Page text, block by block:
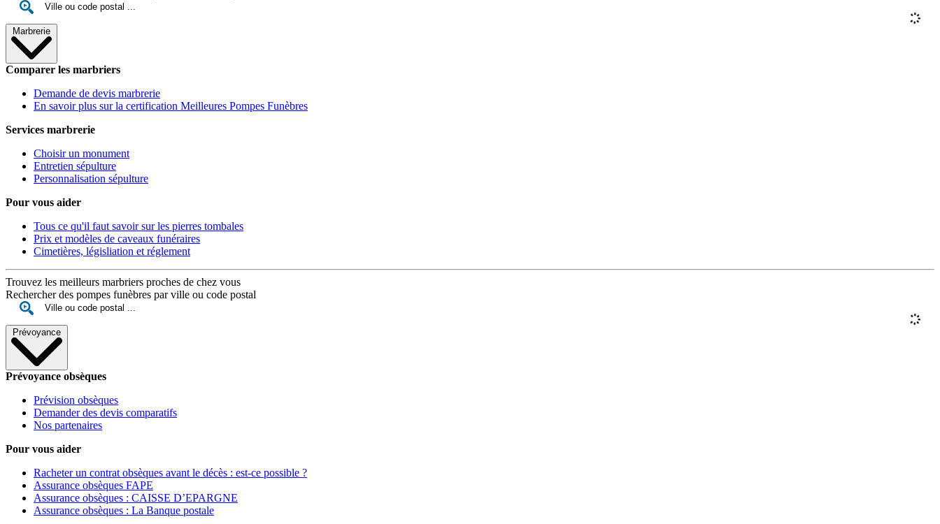
Marbrerie
Comparer les marbriers
Demande de devis marbrerie
En savoir plus sur la certification Meilleures Pompes Funèbres
Services marbrerie
Choisir un monument
Entretien sépulture
Personnalisation sépulture
Pour vous aider
Tous ce qu'il faut savoir sur les pierres tombales
Prix et modèles de caveaux funéraires
Cimetières, législiation et réglement
Trouvez les meilleurs marbriers proches de chez vous
Rechercher des pompes funèbres par ville ou code postal
Prévoyance
Prévoyance obsèques
Prévision obsèques
Demander des devis comparatifs
Nos partenaires
Pour vous aider
Racheter un contrat obsèques avant le décès : est-ce possible ?
Assurance obsèques FAPE
Assurance obsèques : CAISSE D’EPARGNE
Assurance obsèques : La Banque postale